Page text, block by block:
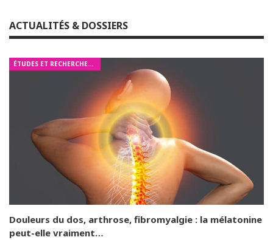
ACTUALITÉS & DOSSIERS
ÉTUDES ET RECHERCHES MÉDICALES
Douleurs du dos, arthrose, fibromyalgie : la mélatonine
peut-elle vraiment…